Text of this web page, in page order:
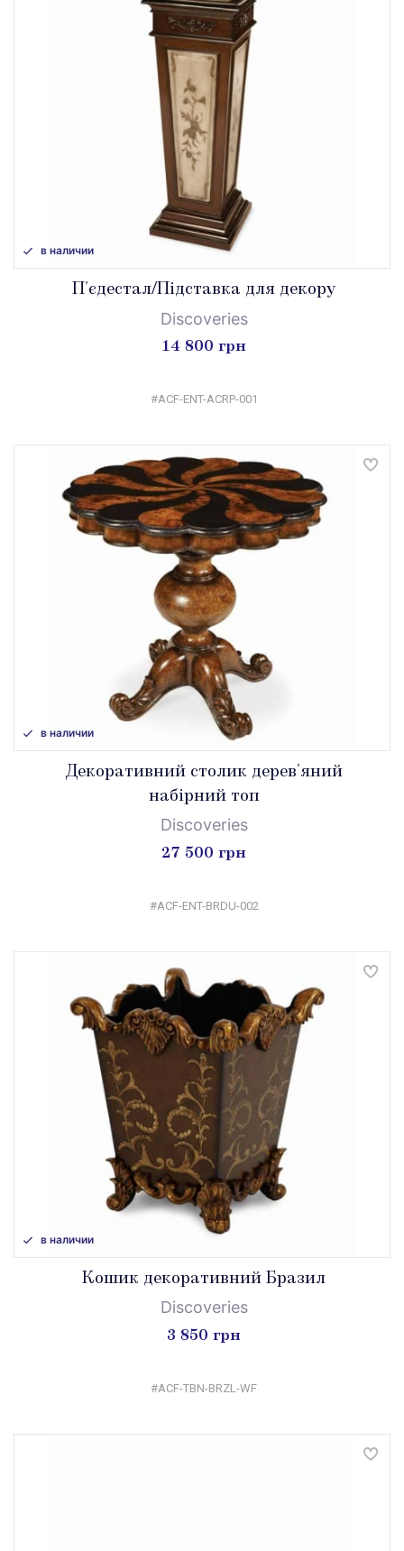
в наличии
П'єдестал/Підставка для декору
Discoveries
14 800 грн
#ACF-ENT-ACRP-001
в наличии
Декоративний столик дерев'яний
набірний топ
Discoveries
27 500 грн
#ACF-ENT-BRDU-002
в наличии
Кошик декоративний Бразил
Discoveries
3 850 грн
#ACF-TBN-BRZL-WF